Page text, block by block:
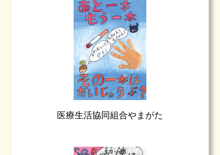
医療生活協同組合やまがた